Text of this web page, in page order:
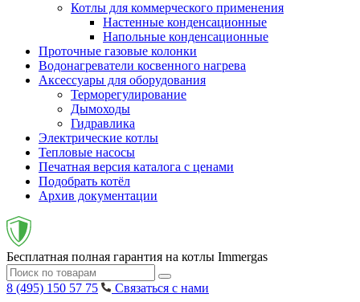
Котлы для коммерческого применения
Настенные конденсационные
Напольные конденсационные
Проточные газовые колонки
Водонагреватели косвенного нагрева
Аксессуары для оборудования
Терморегулирование
Дымоходы
Гидравлика
Электрические котлы
Тепловые насосы
Печатная версия каталога с ценами
Подобрать котёл
Архив документации
Бесплатная полная гарантия на котлы Immergas
8 (495) 150 57 75
Связаться с нами